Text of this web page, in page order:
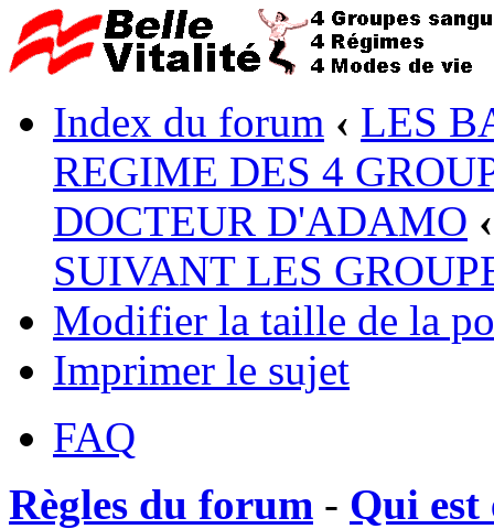
Index du forum ‹ LES
REGIME DES 4
DOCTEUR D'ADAMO ‹
SUIVANT LES
Modifier la taille de la
Imprimer le sujet
FAQ
Règles du forum - Qui est